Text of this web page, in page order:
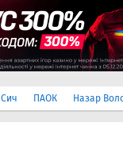
Сич ПАОК Назар